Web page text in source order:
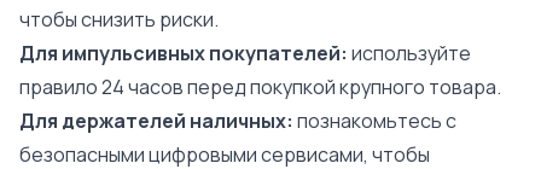
чтобы снизить риски.
Для импульсивных покупателей: используйте
правило 24 часов перед покупкой крупного товара.
Для держателей наличных: познакомьтесь с
безопасными цифровыми сервисами, чтобы